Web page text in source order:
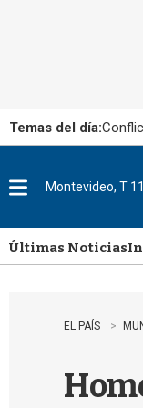
Temas del día:
u
Montevideo, T
Últimas Noticias
EL PAÍS